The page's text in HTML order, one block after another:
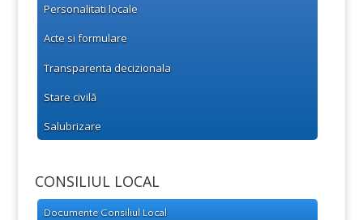
Personalitati locale
Acte si formulare
Transparenta decizionala
Stare civilă
Salubrizare
CONSILIUL LOCAL
Documente Consiliul Local